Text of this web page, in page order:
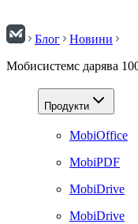
Блог
Новини
Мобисистемс дарява
Продукти
MobiOffice
MobiPDF
MobiDrive
MobiDrive